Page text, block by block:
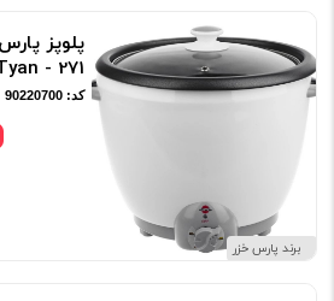
برند پارس خزر
271 - Tyan
کد: 90220700